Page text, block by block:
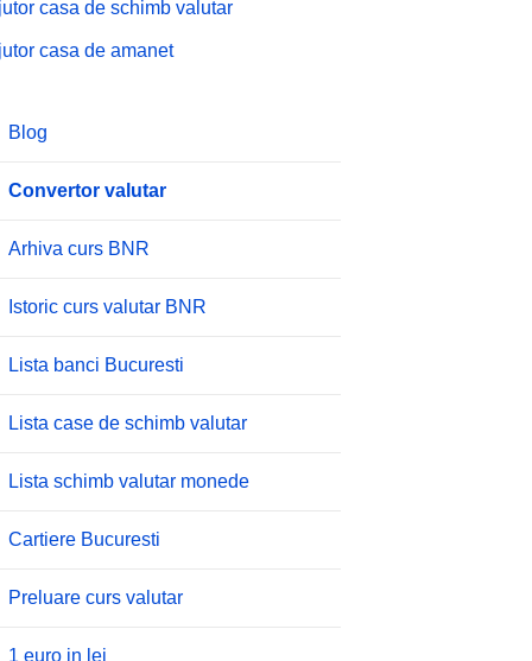
casa de schimb valutar
casa de amanet
Blog
Convertor valutar
Arhiva curs BNR
Istoric curs valutar BNR
Lista banci Bucuresti
Lista case de schimb valutar
Lista schimb valutar monede
Cartiere Bucuresti
Preluare curs valutar
1 euro in lei